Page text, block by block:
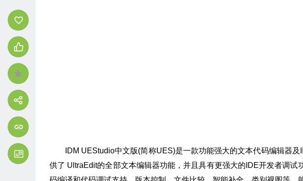
IDM UEStudio中文版(简称UES)是一款功能强大的文本代码编辑器
供了 UltraEdit的全部文本编辑器功能，并且具有更强大的IDE开发者调